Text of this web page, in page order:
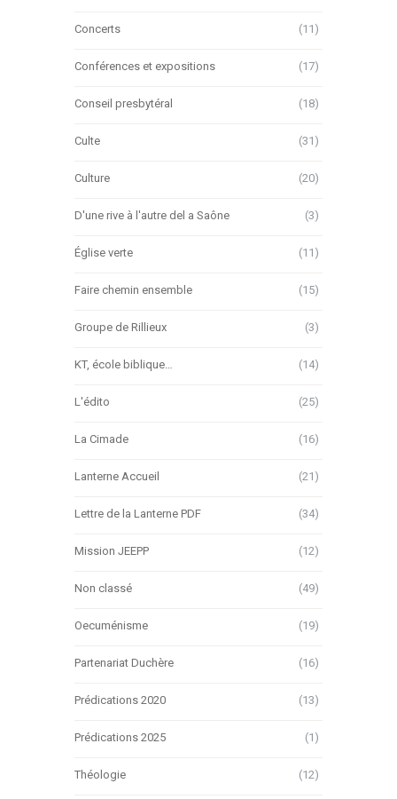
Concerts (11)
Conférences et expositions (17)
Conseil presbytéral (18)
Culte (31)
Culture (20)
D'une rive à l'autre del a Saône (3)
Église verte (11)
Faire chemin ensemble (15)
Groupe de Rillieux (3)
KT, école biblique… (14)
L'édito (25)
La Cimade (16)
Lanterne Accueil (21)
Lettre de la Lanterne PDF (34)
Mission JEEPP (12)
Non classé (49)
Oecuménisme (19)
Partenariat Duchère (16)
Prédications 2020 (13)
Prédications 2025 (1)
Théologie (12)